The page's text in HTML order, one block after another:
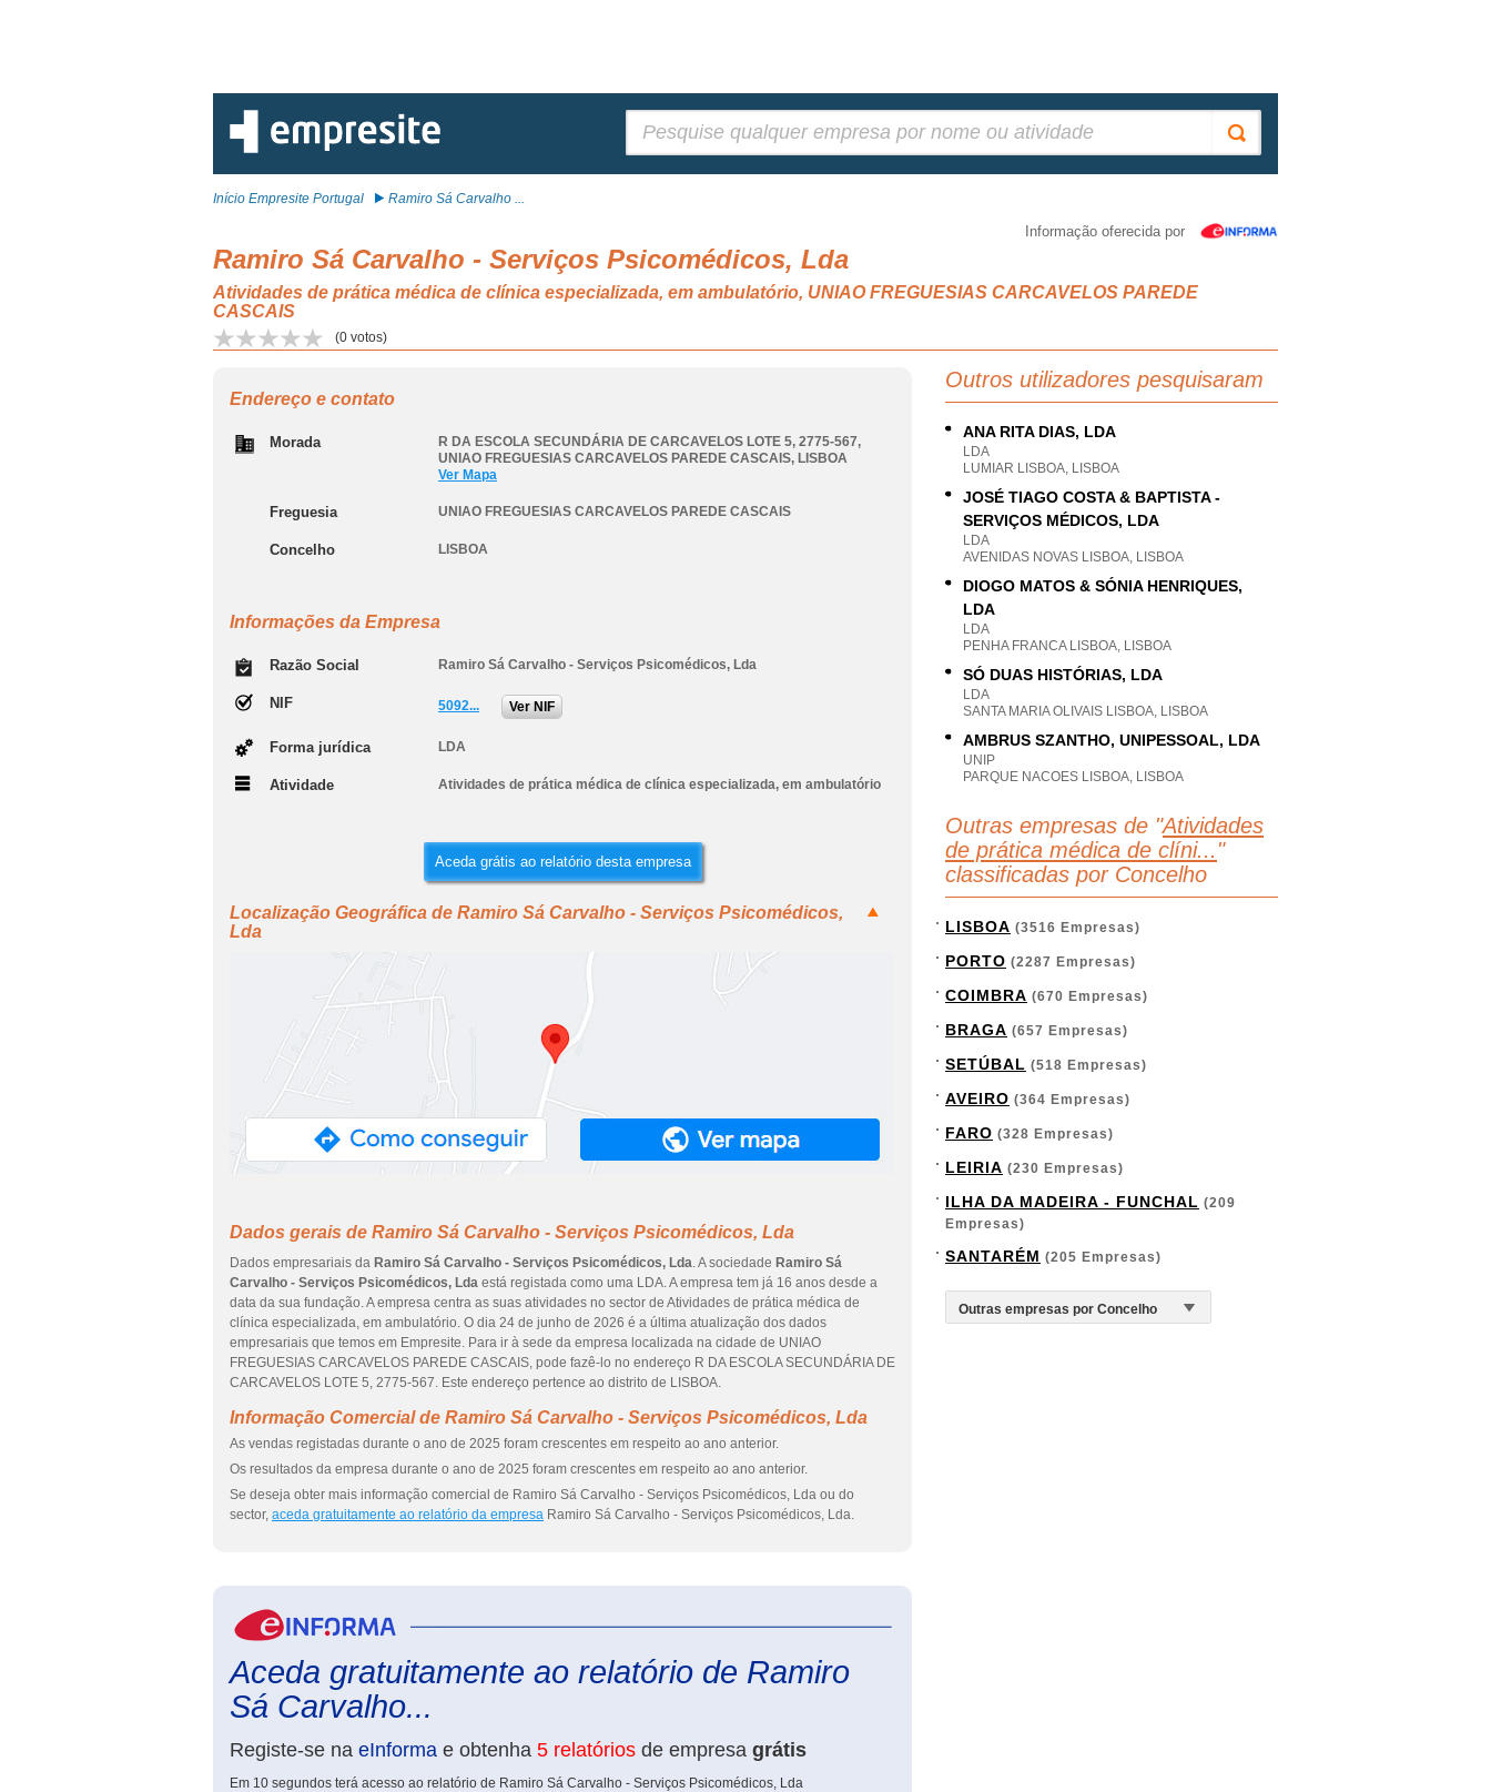
Início Empresite Portugal Ramiro Sá Carvalho ...
Informação oferecida por
Ramiro Sá Carvalho - Serviços Psicomédicos, Lda
Atividades de prática médica de clínica especializada, em ambulatório, UNIAO FREGUESIAS CARCAVELOS PAREDE
CASCAIS
(0 votos)
Endereço e contato
Morada R DA ESCOLA SECUNDÁRIA DE CARCAVELOS LOTE 5, 2775-567,
UNIAO FREGUESIAS CARCAVELOS PAREDE CASCAIS, LISBOA
Ver Mapa
Freguesia UNIAO FREGUESIAS CARCAVELOS PAREDE CASCAIS
Concelho LISBOA
Informações da Empresa
Razão Social Ramiro Sá Carvalho - Serviços Psicomédicos, Lda
NIF 5092... Ver NIF
Forma jurídica LDA
Atividade Atividades de prática médica de clínica especializada, em ambulatório
Aceda grátis ao relatório desta empresa
Localização Geográfica de Ramiro Sá Carvalho - Serviços Psicomédicos,
Lda
Dados gerais de Ramiro Sá Carvalho - Serviços Psicomédicos, Lda
Dados empresariais da Ramiro Sá Carvalho - Serviços Psicomédicos, Lda. A sociedade Ramiro Sá
Carvalho - Serviços Psicomédicos, Lda está registada como uma LDA. A empresa tem já 16 anos desde a
data da sua fundação. A empresa centra as suas atividades no sector de Atividades de prática médica de
clínica especializada, em ambulatório. O dia 24 de junho de 2026 é a última atualização dos dados
empresariais que temos em Empresite. Para ir à sede da empresa localizada na cidade de UNIAO
FREGUESIAS CARCAVELOS PAREDE CASCAIS, pode fazê-lo no endereço R DA ESCOLA SECUNDÁRIA DE
CARCAVELOS LOTE 5, 2775-567. Este endereço pertence ao distrito de LISBOA.
Informação Comercial de Ramiro Sá Carvalho - Serviços Psicomédicos, Lda
As vendas registadas durante o ano de 2025 foram crescentes em respeito ao ano anterior.
Os resultados da empresa durante o ano de 2025 foram crescentes em respeito ao ano anterior.
Se deseja obter mais informação comercial de Ramiro Sá Carvalho - Serviços Psicomédicos, Lda ou do
sector, aceda gratuitamente ao relatório da empresa Ramiro Sá Carvalho - Serviços Psicomédicos, Lda.
Aceda gratuitamente ao relatório de Ramiro
Sá Carvalho...
Registe-se na eInforma e obtenha 5 relatórios de empresa grátis
Em 10 segundos terá acesso ao relatório de Ramiro Sá Carvalho - Serviços Psicomédicos, Lda
Outros utilizadores pesquisaram
ANA RITA DIAS, LDA
LDA
LUMIAR LISBOA, LISBOA
JOSÉ TIAGO COSTA & BAPTISTA -
SERVIÇOS MÉDICOS, LDA
LDA
AVENIDAS NOVAS LISBOA, LISBOA
DIOGO MATOS & SÓNIA HENRIQUES,
LDA
LDA
PENHA FRANCA LISBOA, LISBOA
SÓ DUAS HISTÓRIAS, LDA
LDA
SANTA MARIA OLIVAIS LISBOA, LISBOA
AMBRUS SZANTHO, UNIPESSOAL, LDA
UNIP
PARQUE NACOES LISBOA, LISBOA
Outras empresas de "Atividades
de prática médica de clíni... "
classificadas por Concelho
LISBOA (3516 Empresas)
PORTO (2287 Empresas)
COIMBRA (670 Empresas)
BRAGA (657 Empresas)
SETÚBAL (518 Empresas)
AVEIRO (364 Empresas)
FARO (328 Empresas)
LEIRIA (230 Empresas)
ILHA DA MADEIRA - FUNCHAL (209
Empresas)
SANTARÉM (205 Empresas)